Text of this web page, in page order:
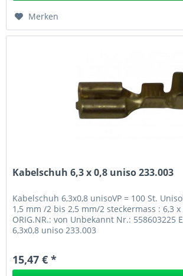
Merken
Kabelschuh 6,3 x 0,8 uniso 233.003
Kabelschuh 6,3x0,8 unisoVP = 100 St.
1,5 mm /2 bis 2,5 mm/2 steckermass : 6,3 x
ORIG.NR.: von Unbekannt Nr.: 558603225
6,3x0,8 uniso 233.003
15,47 € *